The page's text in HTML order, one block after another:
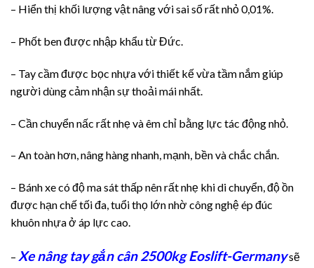
– Hiển thị khối lượng vật nâng với sai số rất nhỏ 0,01%.
– Phốt ben được nhập khẩu từ Đức.
– Tay cầm được bọc nhựa với thiết kế vừa tầm nắm giúp
người dùng cảm nhận sự thoải mái nhất.
– Cần chuyển nấc rất nhẹ và êm chỉ bằng lực tác động nhỏ.
– An toàn hơn, nâng hàng nhanh, mạnh, bền và chắc chắn.
– Bánh xe có độ ma sát thấp nên rất nhẹ khi di chuyển, độ ồn
được hạn chế tối đa, tuổi thọ lớn nhờ công nghệ ép đúc
khuôn nhựa ở áp lực cao.
– Xe nâng tay gắn cân 2500kg Eoslift-Germanysẽ